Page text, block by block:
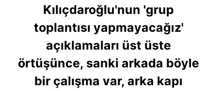
Kılıçdaroğlu'nun 'grup
toplantısı yapmayacağız'
açıklamaları üst üste
örtüşünce, sanki arkada böyle
bir çalışma var, arka kapı